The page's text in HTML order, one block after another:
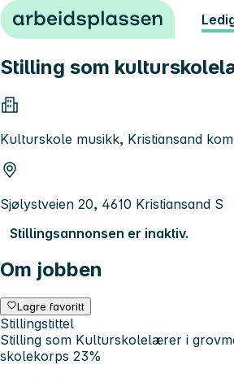
Hopp til innhold
Stilling som
Kulturskole musikk, Kristiansand
Sjølystveien 20, 4610 Kristiansand S
Stillingsannonsen er inaktiv.
Om jobben
Lagre favoritt
Stillingstittel
Stilling som Kulturskolelærer i
skolekorps 23%